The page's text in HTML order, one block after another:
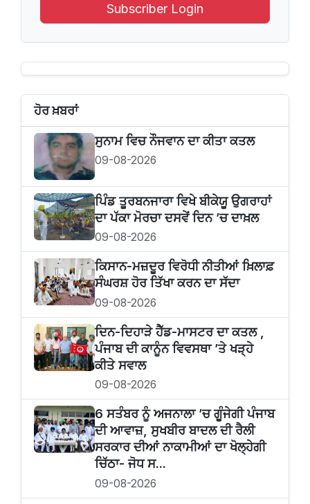
Subscriber Login
ਹੋਰ ਖ਼ਬਰਾਂ
ਸੁਨਾਮ ਵਿਚ ਨੌਜਵਾਨ ਦਾ ਕੀਤਾ ਕਤਲ
09-08-2026
ਪਿੰਡ ਤੂਰਬਨਜਾਰਾ ਵਿਖੇ ਬੀਕੇਯੂ ਉਗਰਾਹਾਂ
ਦਾ ਪੱਕਾ ਮੋਰਚਾ ਦਸਵੇਂ ਦਿਨ ’ਚ ਦਾਖ਼ਲ
09-08-2026
ਕਿਸਾਨ-ਮਜ਼ਦੂਰ ਵਿਰੋਧੀ ਨੀਤੀਆਂ ਖ਼ਿਲਾਫ਼
ਸੰਘਰਸ਼ ਹੋਰ ਤਿੱਖਾ ਕਰਨ ਦਾ ਸੱਦਾ
09-08-2026
ਦਿਨ-ਦਿਹਾੜੇ ਹੈੱਡ-ਮਾਸਟਰ ਦਾ ਕਤਲ ,
ਪੰਜਾਬ ਦੀ ਕਾਨੂੰਨ ਵਿਵਸਥਾ ’ਤੇ ਖੜ੍ਹੇ
ਕੀਤੇ ਸਵਾਲ
09-08-2026
6 ਸਤੰਬਰ ਨੂੰ ਅਜਨਾਲਾ ’ਚ ਗੂੰਜੇਗੀ ਪੰਜਾਬ
ਦੀ ਆਵਾਜ਼, ਸੁਖਬੀਰ ਬਾਦਲ ਦੀ ਰੈਲੀ
ਸਰਕਾਰ ਦੀਆਂ ਨਾਕਾਮੀਆਂ ਦਾ ਖੋਲ੍ਹੇਗੀ
ਚਿੱਠਾ- ਜੋਧ ਸ...
09-08-2026